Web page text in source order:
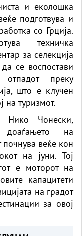
и еколошка
подготвува и
со Грција.
техничка
за селекција
се воспостави
отпадот преку
што е клучен
на туризмот.
Нико Чонески,
на
почнува веќе кон
на јуни. Тој
е моторот на
капацитети
на градот
за овој